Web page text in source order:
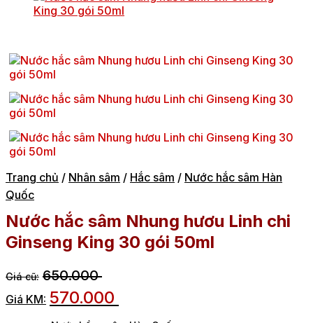
Trang chủ / Nhân sâm / Hắc sâm / Nước hắc sâm Hàn
Quốc
Nước hắc sâm Nhung hươu Linh chi
Ginseng King 30 gói 50ml
650.000
570.000